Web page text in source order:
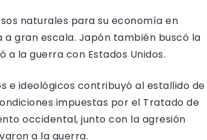
naturales para su economía en
a gran escala. Japón también buscó la
la guerra con Estados Unidos.
e ideológicos contribuyó al estallido de
impuestas por el Tratado de
occidental, junto con la agresión
a la guerra.